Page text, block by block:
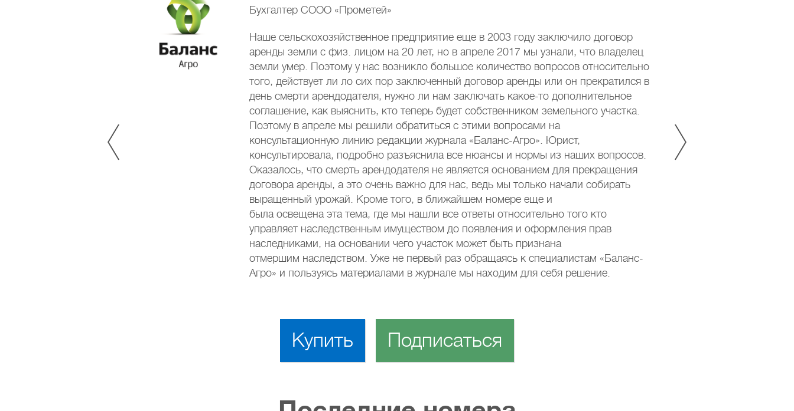
разъяснила нам все и
на эту тему. В ближайшем
Бухгалтер СООО «Прометей»
Наше сельскохозяйственное предприятие еще в 2003 году заключило договор
аренды земли с физ. лицом на 20 лет, но в апреле 2017 мы узнали, что владелец
земли умер. Поэтому у нас возникло большое количество вопросов относительно
того, действует ли ло сих пор заключенный договор аренды или он прекратился в
день смерти арендодателя, нужно ли нам заключать какое-то дополнительное
соглашение, как выяснить, кто теперь будет собственником земельного участка.
Поэтому в апреле мы решили обратиться с этими вопросами на
консультационную линию редакции журнала «Баланс-Агро». Юрист,
консультировала, подробно разъяснила все нюансы и нормы из наших вопросов.
Оказалось, что смерть арендодателя не является основанием для прекращения
договора аренды, а это очень важно для нас, ведь мы только начали собирать
выращенный урожай. Кроме того, в ближайшем номере еще и
была освещена эта тема, где мы нашли все ответы относительно того кто
управляет наследственным имуществом до появления и оформления прав
наследниками, на основании чего участок может быть признана
отмершим наследством. Уже не первый раз обращаясь к специалистам «Баланс-
Агро» и пользуясь материалами в журнале мы находим для себя решение.
Купить Подписаться